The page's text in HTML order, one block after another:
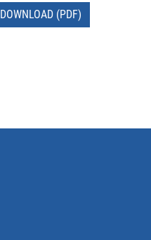
DOWNLOAD (PDF)